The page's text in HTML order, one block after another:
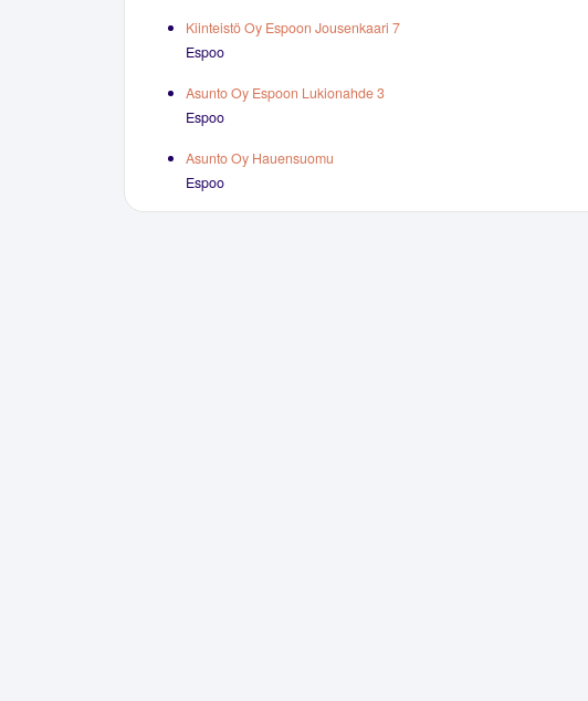
Kiinteistö Oy Espoon Jousenkaari 7
Espoo
Asunto Oy Espoon Lukionahde 3
Espoo
Asunto Oy Hauensuomu
Espoo